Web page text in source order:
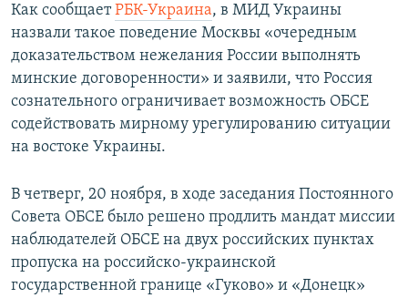
Как сообщаетРБК-Украина, в МИД Украины
назвали такое поведение Москвы «очередным
доказательством нежелания России выполнять
минские договоренности» и заявили, что Россия
сознательного ограничивает возможность ОБСЕ
содействовать мирному урегулированию ситуации
на востоке Украины.
В четверг, 20 ноября, в ходе заседания Постоянного
Совета ОБСЕ было решено продлить мандат миссии
наблюдателей ОБСЕ на двух российских пунктах
пропуска на российско-украинской
государственной границе «Гуково» и «Донецк»